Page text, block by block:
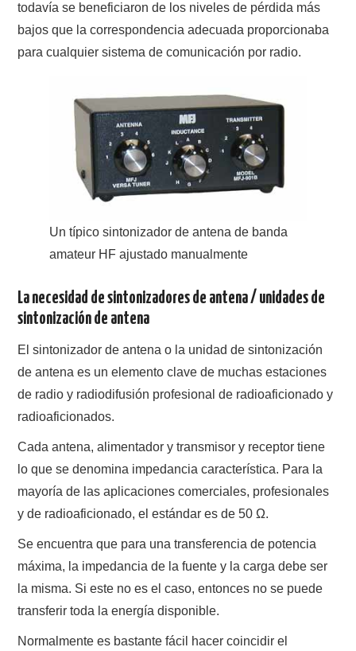
W5WIN
AUTENTIFICACIÓN DE MIEMBROS DEL
MUMLA APP ( MUY FÁCIL )
todavía se beneficiaron de los niveles de pérdida más
bajos que la correspondencia adecuada proporcionaba
para cualquier sistema de comunicación por radio.
Un típico sintonizador de antena de banda
amateur HF ajustado manualmente
La necesidad de sintonizadores de antena / unidades de
sintonización de antena
El sintonizador de antena o la unidad de sintonización
de antena es un elemento clave de muchas estaciones
de radio y radiodifusión profesional de radioaficionado y
radioaficionados.
Cada antena, alimentador y transmisor y receptor tiene
lo que se denomina impedancia característica. Para la
mayoría de las aplicaciones comerciales, profesionales
y de radioaficionado, el estándar es de 50 Ω.
Se encuentra que para una transferencia de potencia
máxima, la impedancia de la fuente y la carga debe ser
la misma. Si este no es el caso, entonces no se puede
transferir toda la energía disponible.
Normalmente es bastante fácil hacer coincidir el